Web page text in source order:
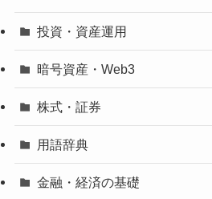
投資・資産運用
暗号資産・Web3
株式・証券
用語辞典
金融・経済の基礎